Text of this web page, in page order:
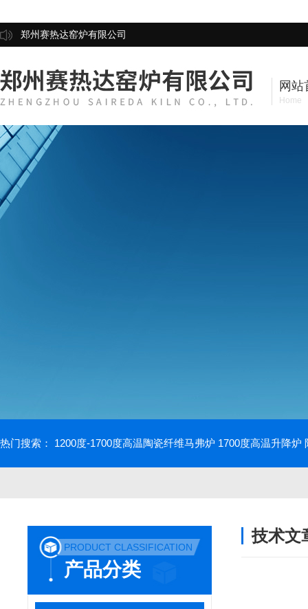
郑州赛热达窑炉有限公司
网站
Home
热门搜索： 1200度-1700度高温陶瓷纤维马弗炉 1700度高温升降炉
PRODUCT CLASSIFICATION
产品分类
技术文